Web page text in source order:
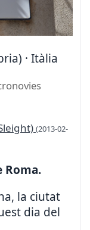
· Itàlia
(2013-02-
Roma.
la ciutat
dia del